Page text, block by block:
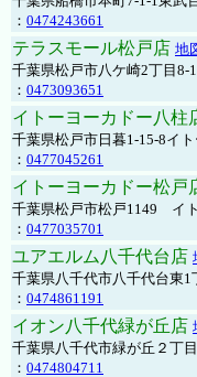
： 0474243661
テラスモール松戸店 地
千葉県松戸市八ケ崎2丁目
： 0473093651
イトーヨーカドー八柱
千葉県松戸市日暮1-15-8イ
： 0477045261
イトーヨーカドー松戸
千葉県松戸市松戸1149 イ
： 0477035701
ユアエルム八千代台店
千葉県八千代市八千代台東
： 0474861191
イオン八千代緑が丘店
千葉県八千代市緑が丘２丁
： 0474804711